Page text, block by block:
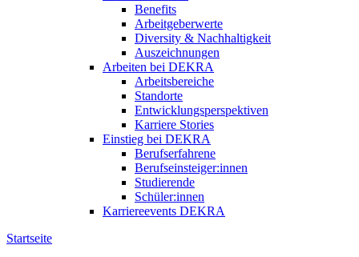
Benefits
Arbeitgeberwerte
Diversity & Nachhaltigkeit
Auszeichnungen
Arbeiten bei DEKRA
Arbeitsbereiche
Standorte
Entwicklungsperspektiven
Karriere Stories
Einstieg bei DEKRA
Berufserfahrene
Berufseinsteiger:innen
Studierende
Schüler:innen
Karriereevents DEKRA
Startseite